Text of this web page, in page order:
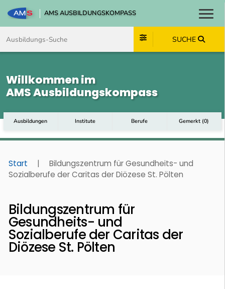
AMS AUSBILDUNGSKOMPASS
SUCHE
Willkommen im
AMS Ausbildungskompass
Ausbildungen Institute Berufe Gemerkt (0)
Start |
Bildungszentrum für Gesundheits- und
Sozialberufe der Caritas der Diözese St. Pölten
Bildungszentrum für
Gesundheits- und
Sozialberufe der Caritas der
Diözese St. Pölten